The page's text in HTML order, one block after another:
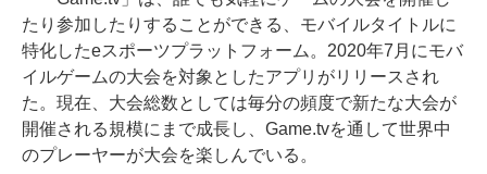
たり参加したりすることができる、モバイルタイトルに
特化したeスポーツプラットフォーム。2020年7月にモバ
イルゲームの大会を対象としたアプリがリリースされ
た。現在、大会総数としては毎分の頻度で新たな大会が
開催される規模にまで成長し、Game.tvを通して世界中
のプレーヤーが大会を楽しんでいる。